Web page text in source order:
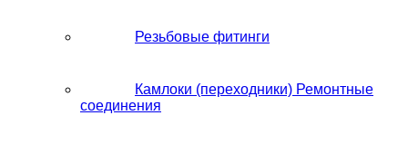
Резьбовые фитинги
Камлоки (переходники) Ремонтные
соединения